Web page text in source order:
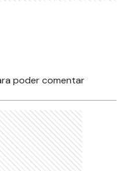
poder comentar